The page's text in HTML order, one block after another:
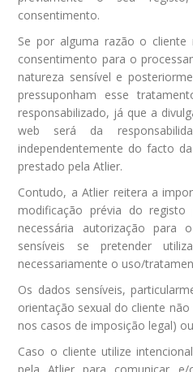
consentimento.
Se por alguma razão o
consentimento para o
natureza sensível e
pressuponham esse
responsabilizado, já que a
web será da
independentemente do facto
prestado pela Atlier.
Contudo, a Atlier reitera a
modificação prévia do
necessária autorização para
sensíveis se pretender
necessariamente o uso/
Os dados sensíveis,
orientação sexual do cliente
nos casos de imposição legal)
Caso o cliente utilize